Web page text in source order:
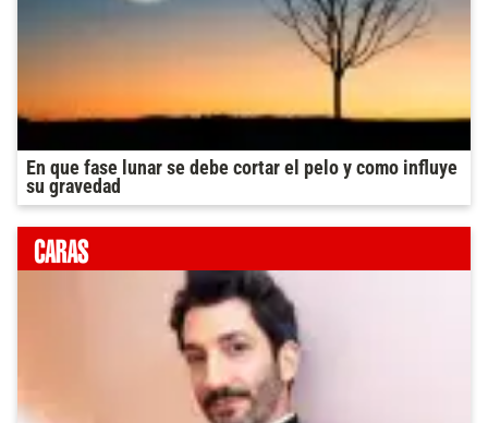
En que fase lunar se debe cortar el pelo y como influye
su gravedad